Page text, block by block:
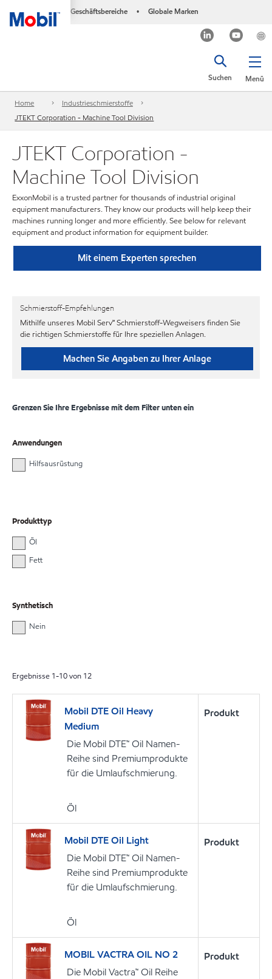
Geschäftsbereiche • Globale Marken
Menü
Suchen
Home
Industrieschmierstoffe
JTEKT Corporation - Machine Tool Division
JTEKT Corporation -
Machine Tool Division
ExxonMobil is a trusted partner for thousands of industrial original
equipment manufacturers. They know our products will help keep their
machines running longer and more efficiently. See below for relevant
equipment and product information for equipment builder.
Mit einem Experten sprechen
Schmierstoff-Empfehlungen
Mithilfe unseres Mobil Serv℠ Schmierstoff-Wegweisers finden Sie
die richtigen Schmierstoffe für Ihre speziellen Anlagen.
Machen Sie Angaben zu Ihrer Anlage
Grenzen Sie Ihre Ergebnisse mit dem Filter unten ein
Anwendungen
Hilfsausrüstung
Produkttyp
Öl
Fett
Synthetisch
Nein
Ergebnisse 1-10von 12
Mobil DTE Oil Heavy
Medium
Die Mobil DTE™ Oil Namen-
Reihe sind Premiumprodukte
für die Umlaufschmierung.
Öl
Produkt
Mobil DTE Oil Light
Die Mobil DTE™ Oil Namen-
Reihe sind Premiumprodukte
für die Umlaufschmierung.
Öl
Produkt
MOBIL VACTRA OIL NO 2
Die Mobil Vactra™ Oil Reihe
Produkt